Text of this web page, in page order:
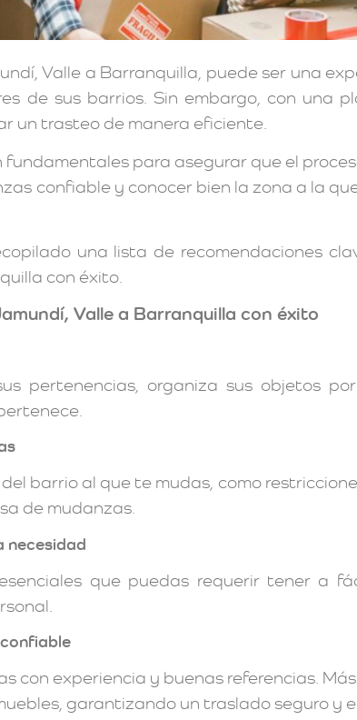
Valle a Barranquilla, puede ser una
de sus barrios. Sin embargo, con una
un trasteo de manera eficiente.
para asegurar que el
confiable y conocer bien la zona a la
una lista de recomendaciones
con éxito.
Valle a Barranquilla con éxito
pertenencias, organiza sus objetos
barrio al que te mudas, como
de mudanzas.
necesidad
que puedas requerir tener a
con experiencia y buenas referencias.
garantizando un traslado seguro y